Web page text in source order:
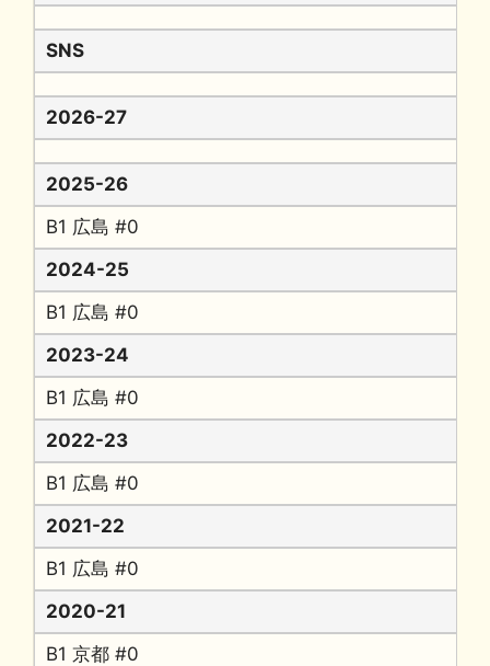
SNS
2026-27
2025-26
B1 広島 #0
2024-25
B1 広島 #0
2023-24
B1 広島 #0
2022-23
B1 広島 #0
2021-22
B1 広島 #0
2020-21
B1 京都 #0